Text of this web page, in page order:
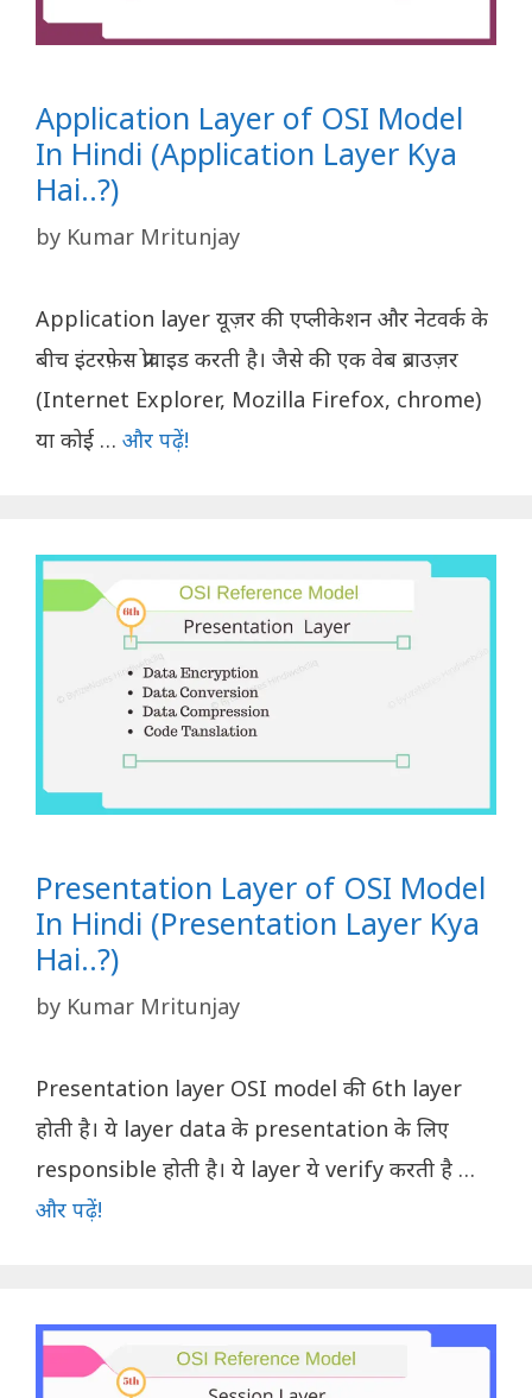
Application Layer of OSI Model
In Hindi (Application Layer Kya
Hai..?)
by Kumar Mritunjay
Application layer यूज़र की एप्लीकेशन और नेटवर्क के
बीच इंटरफ़ेस प्रोवाइड करती है। जैसे की एक वेब ब्राउज़र
(Internet Explorer, Mozilla Firefox, chrome)
या कोई … और पढ़ें!
Presentation Layer of OSI Model
In Hindi (Presentation Layer Kya
Hai..?)
by Kumar Mritunjay
Presentation layer OSI model की 6th layer
होती है। ये layer data के presentation के लिए
responsible होती है। ये layer ये verify करती है …
और पढ़ें!